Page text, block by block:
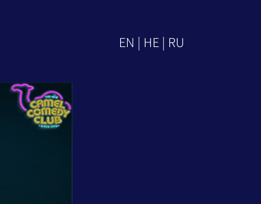
EN | HE | RU